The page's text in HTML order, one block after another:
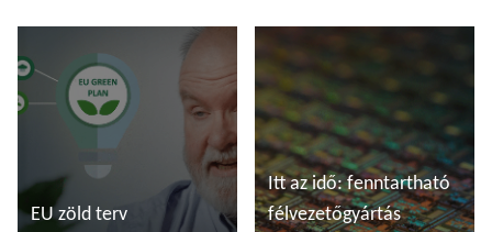
EU zöld terv
Itt az idő: fenntartható
félvezetőgyártás